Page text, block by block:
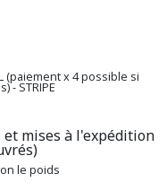
(paiement x 4 possible si
- STRIPE
et mises à l'expédition
le poids